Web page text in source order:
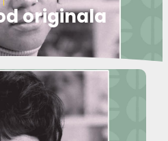
originala